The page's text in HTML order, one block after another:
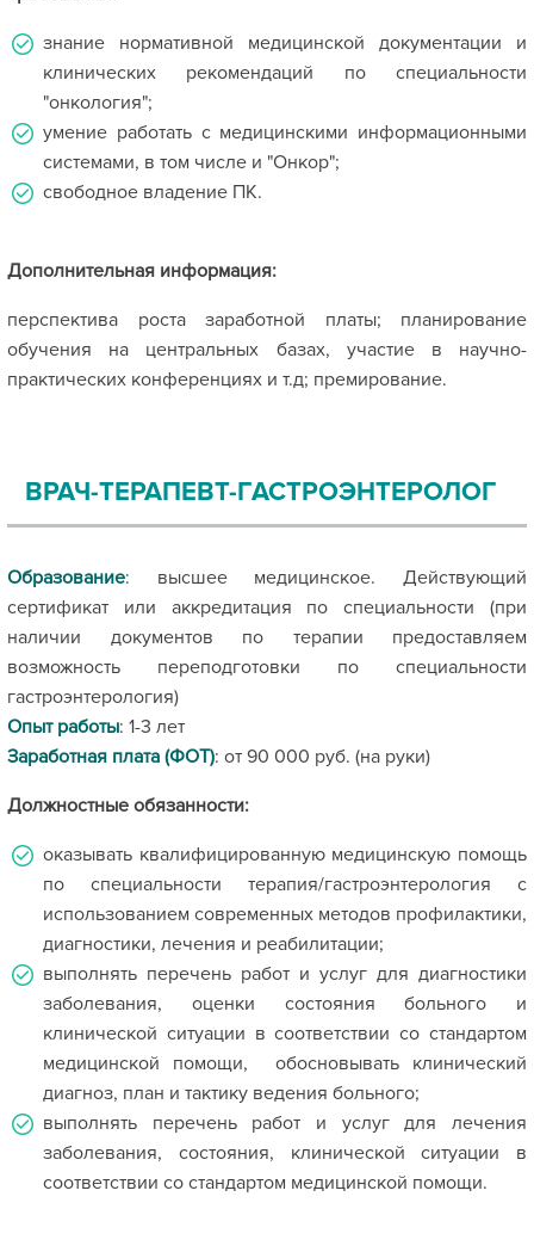
знание нормативной медицинской документации и
клинических рекомендаций по специальности
"онкология";
умение работать с медицинскими информационными
системами, в том числе и "Онкор";
свободное владение ПК.
Дополнительная информация:
перспектива роста заработной платы; планирование
обучения на центральных базах, участие в научно-
практических конференциях и т.д; премирование.
ВРАЧ-ТЕРАПЕВТ-ГАСТРОЭНТЕРОЛОГ
Образование: высшее медицинское. Действующий
сертификат или аккредитация по специальности (при
наличии документов по терапии предоставляем
возможность переподготовки по специальности
гастроэнтерология)
Опыт работы: 1-3 лет
Заработная плата (ФОТ): от 90 000 руб. (на руки)
Должностные обязанности:
оказывать квалифицированную медицинскую помощь
по специальности терапия/гастроэнтерология с
использованием современных методов профилактики,
диагностики, лечения и реабилитации;
выполнять перечень работ и услуг для диагностики
заболевания, оценки состояния больного и
клинической ситуации в соответствии со стандартом
медицинской помощи, обосновывать клинический
диагноз, план и тактику ведения больного;
выполнять перечень работ и услуг для лечения
заболевания, состояния, клинической ситуации в
соответствии со стандартом медицинской помощи.